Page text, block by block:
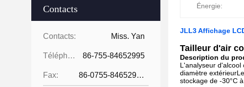
Contacts
Contacts: Miss. Yan
Téléphone: 86-755-84652995
Fax: 86-0755-84652995
Énergie:
JLL3 Affichage
Tailleur d'air
Description du
L'analyseur d'alcool
diamètre
stockage de -30°C